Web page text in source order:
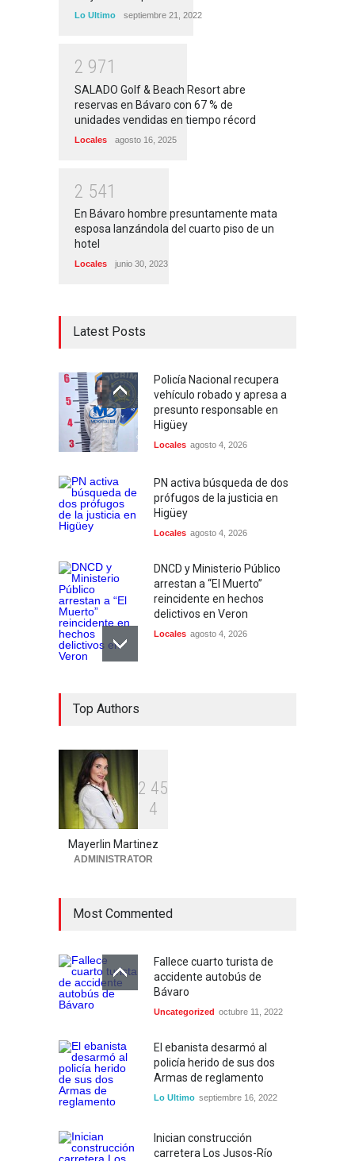
Lo Ultimo septiembre 21, 2022
2 971
SALADO Golf & Beach Resort abre
reservas en Bávaro con 67 % de
unidades vendidas en tiempo récord
Locales agosto 16, 2025
2 541
En Bávaro hombre presuntamente mata
esposa lanzándola del cuarto piso de un
hotel
Locales junio 30, 2023
Latest Posts
Policía Nacional recupera
vehículo robado y apresa a
presunto responsable en
Higüey
Locales agosto 4, 2026
PN activa búsqueda de dos
prófugos de la justicia en
Higüey
Locales agosto 4, 2026
DNCD y Ministerio Público
arrestan a “El Muerto”
reincidente en hechos
delictivos en Veron
Locales agosto 4, 2026
Director de Infraestructura
obras en La Romana de cara
Top Authors
2 45
4
Mayerlin Martinez
ADMINISTRATOR
Most Commented
Fallece cuarto turista de
accidente autobús de
Bávaro
Uncategorized octubre 11, 2022
El ebanista desarmó al
policía herido de sus dos
Armas de reglamento
Lo Ultimo septiembre 16, 2022
Inician construcción
carretera Los Jusos-Río